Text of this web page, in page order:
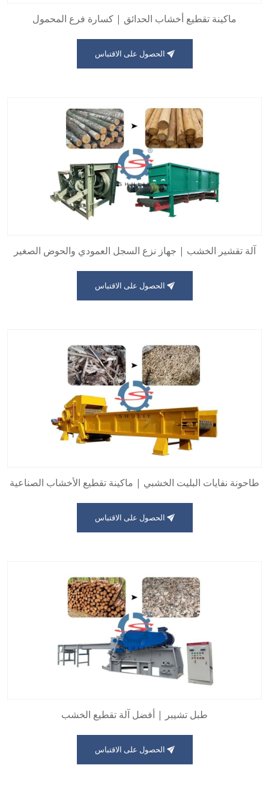
ماكينة تقطيع أخشاب الحدائق | كسارة فرع المحمول
الحصول على الاقتباس
آلة تقشير الخشب | جهاز نزع السجل العمودي والحوض الصغير
الحصول على الاقتباس
طاحونة نفايات البليت الخشبي | ماكينة تقطيع الأخشاب الصناعية
الحصول على الاقتباس
طبل تشيبر | أفضل آلة تقطيع الخشب
الحصول على الاقتباس